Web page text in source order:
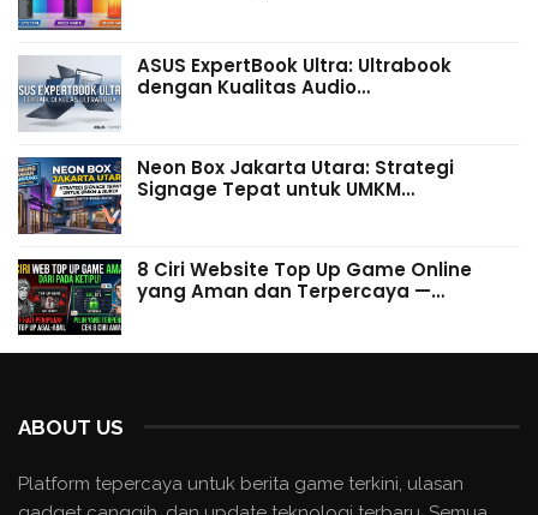
ASUS ExpertBook Ultra: Ultrabook
dengan Kualitas Audio…
Neon Box Jakarta Utara: Strategi
Signage Tepat untuk UMKM…
8 Ciri Website Top Up Game Online
yang Aman dan Terpercaya —…
ABOUT US
Platform tepercaya untuk berita game terkini, ulasan